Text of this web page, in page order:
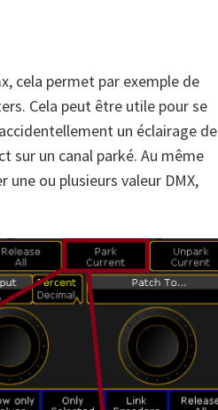
cela permet par exemple de
Cela peut être utile pour se
un éclairage de
sur un canal parké. Au même
ou plusieurs valeur DMX,